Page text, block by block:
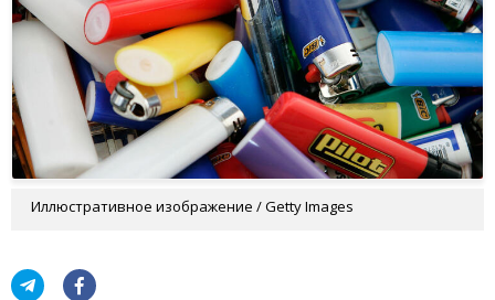
Иллюстративное изображение / Getty Images